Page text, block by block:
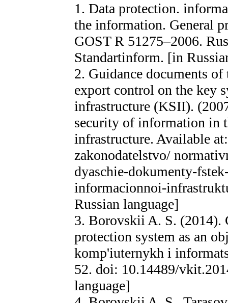
1. Data protection.
the information. General
GOST R 51275–2006.
Standartinform. [in
2. Guidance documents
export control on the key
infrastructure (KSII).
security of information in
infrastructure. Available
zakonodatelstvo/
dyaschie-dokumenty-
informacionnoi-
Russian language]
3. Borovskii A. S. (2014).
protection system as an
komp'iuternykh i
52. doi: 10.14489/
language]